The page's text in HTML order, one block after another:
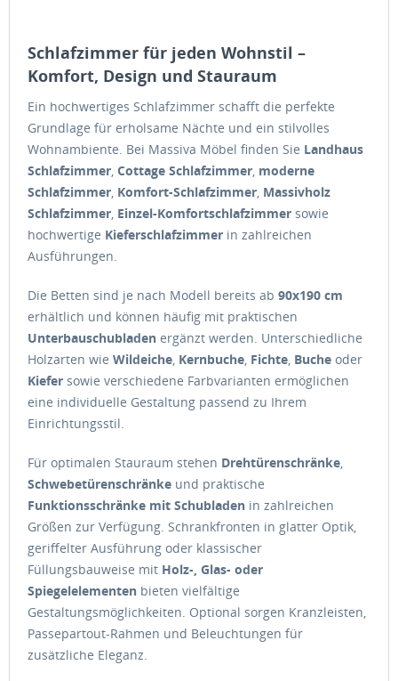
Schlafzimmer für jeden Wohnstil –
Komfort, Design und Stauraum
Ein hochwertiges Schlafzimmer schafft die perfekte
Grundlage für erholsame Nächte und ein stilvolles
Wohnambiente. Bei Massiva Möbel finden Sie Landhaus
Schlafzimmer Cottage Schlafzimmer moderne
Schlafzimmer Komfort-Schlafzimmer Massivholz
Schlafzimmer Einzel-Komfortschlafzimmer sowie
hochwertige Kieferschlafzimmer in zahlreichen
Ausführungen.
Die Betten sind je nach Modell bereits ab 90x190 cm
erhältlich und können häufig mit praktischen
Unterbauschubladen ergänzt werden. Unterschiedliche
Holzarten wie Wildeiche Kernbuche Fichte Buche oder
Kiefer sowie verschiedene Farbvarianten ermöglichen
eine individuelle Gestaltung passend zu Ihrem
Einrichtungsstil.
Für optimalen Stauraum stehen Drehtürenschränke
Schwebetürenschränke und praktische
Funktionsschränke mit Schubladen in zahlreichen
Größen zur Verfügung. Schrankfronten in glatter Optik,
geriffelter Ausführung oder klassischer
Füllungsbauweise mit Holz-, Glas- oder
Spiegelelementen bieten vielfältige
Gestaltungsmöglichkeiten. Optional sorgen Kranzleisten,
Passepartout-Rahmen und Beleuchtungen für
zusätzliche Eleganz.